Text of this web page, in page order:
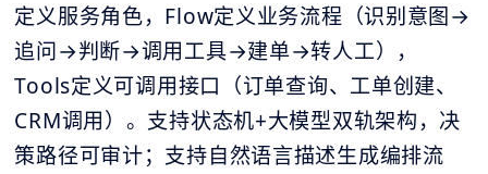
定义服务角色，Flow定义业务流程（识别意图→
追问→判断→调用工具→建单→转人工），
Tools定义可调用接口（订单查询、工单创建、
CRM调用）。支持状态机+大模型双轨架构，决
策路径可审计；支持自然语言描述生成编排流